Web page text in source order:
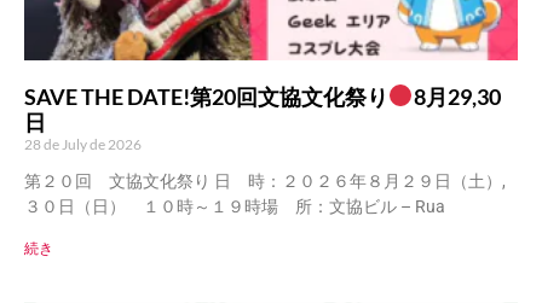
SAVE THE DATE!第20回文協文化祭り
8月29,30
日
28 de July de 2026
第２０回 文協文化祭り 日 時：２０２６年８月２９日（土）,
３０日（日） １０時～１９時場 所：文協ビル – Rua
続き